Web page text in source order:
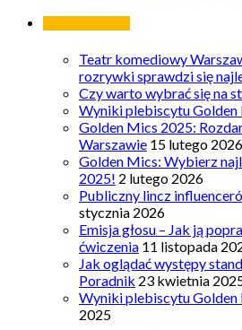
Teatr komediowy
rozrywki sprawdzi się
Czy warto wybrać się na
Wyniki plebiscytu Golden
Golden Mics 2025:
Warszawie 15 lutego 2026
Golden Mics: Wybierz
2025! 2 lutego 2026
Publiczny lincz
stycznia 2026
Emisja głosu – Jak ją
ćwiczenia 11 listopada
Jak oglądać występy
Poradnik 23 kwietnia
Wyniki plebiscytu Golden
2025